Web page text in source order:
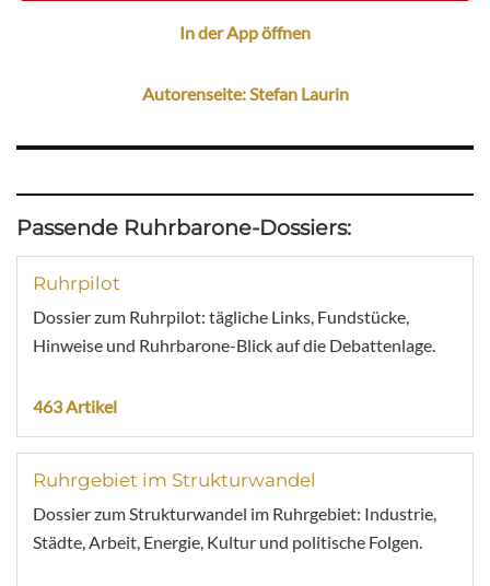
In der App öffnen
Autorenseite: Stefan Laurin
Passende Ruhrbarone-Dossiers:
Ruhrpilot
Dossier zum Ruhrpilot: tägliche Links, Fundstücke,
Hinweise und Ruhrbarone-Blick auf die Debattenlage.
463 Artikel
Ruhrgebiet im Strukturwandel
Dossier zum Strukturwandel im Ruhrgebiet: Industrie,
Städte, Arbeit, Energie, Kultur und politische Folgen.